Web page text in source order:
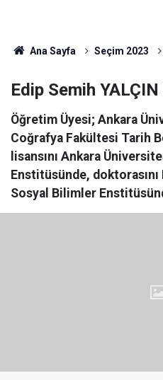
Ana Sayfa Seçim 2023
Edip Semih
Öğretim Üyesi; Ankara
Coğrafya Fakültesi Tarih
lisansını Ankara
Enstitüsünde,
Sosyal Bilimler